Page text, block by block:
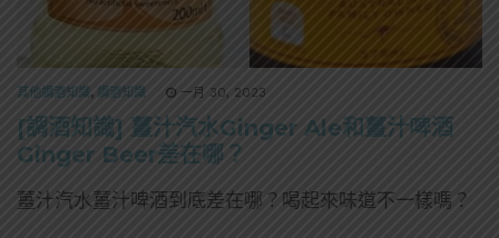
其他調酒知識, 調酒知識 一月 30, 2023
[調酒知識] 薑汁汽水Ginger Ale和薑汁啤酒
Ginger Beer差在哪？
薑汁汽水薑汁啤酒到底差在哪？喝起來味道不一樣嗎？